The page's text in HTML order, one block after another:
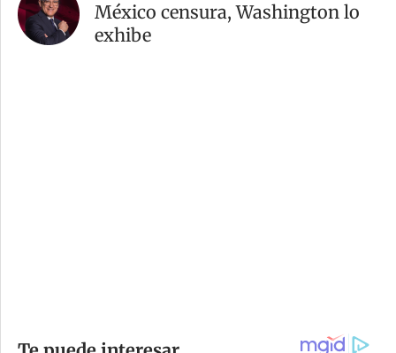
México censura, Washington lo
exhibe